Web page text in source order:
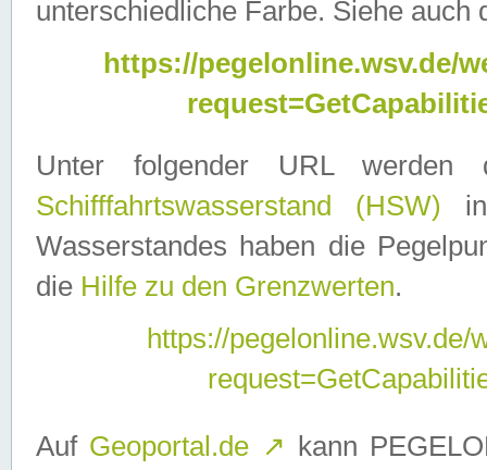
unterschiedliche Farbe. Siehe auch
https://pegelonline.wsv.de/
Unter folgender URL
Schifffahrtswasserstand (HSW)
Wasserstandes haben die
die Hilfe zu den Grenzwerten.
https://
Auf Geoportal.de ↗ kann